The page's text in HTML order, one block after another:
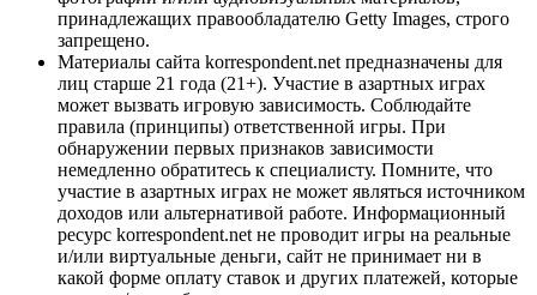
принадлежащих правообладателю Getty Images, строго
запрещено.
Материалы сайта korrespondent.net предназначены для
лиц старше 21 года (21+). Участие в азартных играх
может вызвать игровую зависимость. Соблюдайте
правила (принципы) ответственной игры. При
обнаружении первых признаков зависимости
немедленно обратитесь к специалисту. Помните, что
участие в азартных играх не может являться источником
доходов или альтернативой работе. Информационный
ресурс korrespondent.net не проводит игры на реальные
и/или виртуальные деньги, сайт не принимает ни в
какой форме оплату ставок и других платежей, которые